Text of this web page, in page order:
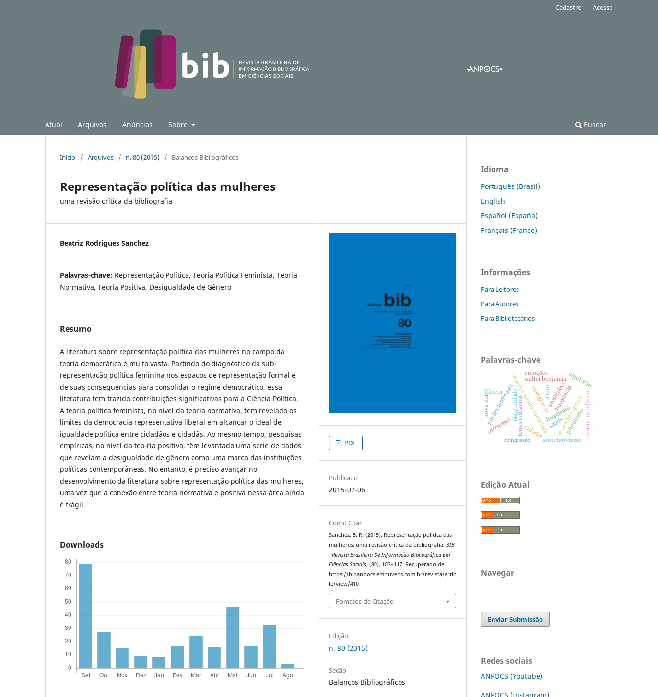
Atual Arquivos Anúncios Sobre Buscar
Cadastro Acesso
Início / Arquivos / n. 80 (2015) / Balanços Bibliográficos
Representação política das mulheres
uma revisão crítica da bibliografia
Beatriz Rodrigues Sanchez
Palavras-chave: Representação Política, Teoria Política Feminista, Teoria
Normativa, Teoria Positiva, Desigualdade de Gênero
Resumo
A literatura sobre representação política das mulheres no campo da
teoria democrática é muito vasta. Partindo do diagnóstico da sub-
representação política feminina nos espaços de representação formal e
de suas consequências para consolidar o regime democrático, essa
literatura tem trazido contribuições significativas para a Ciência Política.
A teoria política feminista, no nível da teoria normativa, tem revelado os
limites da democracia representativa liberal em alcançar o ideal de
igualdade política entre cidadãos e cidadãs. Ao mesmo tempo, pesquisas
empíricas, no nível da teo-ria positiva, têm levantado uma série de dados
que revelam a desigualdade de gênero como uma marca das instituições
políticas contemporâneas. No entanto, é preciso avançar no
desenvolvimento da literatura sobre representação política das mulheres,
uma vez que a conexão entre teoria normativa e positiva nessa área ainda
é frágil
Downloads
PDF
Publicado
2015-07-06
Como Citar
Sanchez, B. R. (2015). Representação política das
mulheres: uma revisão crítica da bibliografia.BIB
- Revista Brasileira De Informação Bibliográfica Em
Ciências Sociais, (80), 103–117. Recuperado de
https://bibanpocs.emnuvens.com.br/revista/artic
le/view/410
Fomatos de Citação
Edição
n. 80 (2015)
Seção
Balanços Bibliográficos
Idioma
Português (Brasil)
English
Español (España)
Français (France)
Informações
Para Leitores
Para Autores
Para Bibliotecários
Palavras-chave
terras indígenas emergência
relações estado-sociedade
prisões femininas presidiária
maternidade
walter benjamin
flâneur
fragmento
teoria da captura
interesses
regulação
constitucionalismo
burocracia
emoções
associativismo
pluralismo
cidades
saúde
congresso
apoio
nova era
Edição Atual
Navegar
Enviar Submissão
Redes sociais
ANPOCS (Youtube)
ANPOCS (Instagram)